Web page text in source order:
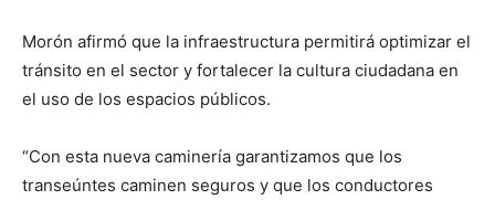
Morón afirmó que la infraestructura permitirá optimizar el
tránsito en el sector y fortalecer la cultura ciudadana en
el uso de los espacios públicos.
“Con esta nueva caminería garantizamos que los
transeúntes caminen seguros y que los conductores